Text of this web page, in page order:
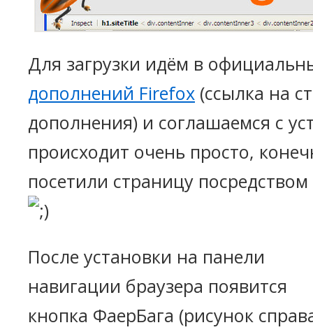
Для загрузки идём в
дополнений Firefox (ссылка на
дополнения) и соглашаемся с
происходит очень просто,
посетили страницу
После установки на панели
навигации браузера появится
кнопка ФаерБага (рисунок